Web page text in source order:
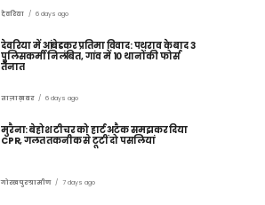
देवरिया 6 days ago
देवरिया में आंबेडकर प्रतिमा विवाद: पथराव के बाद 3
पुलिसकर्मी निलंबित, गांव में 10 थानों की फोर्स
तैनात
ताज़ा ख़बर 6 days ago
मुरैना: बेहोश टीचर को हार्ट अटैक समझकर दिया
CPR, गलत तकनीक से टूटीं दो पसलियां
गोरखपुर ग्रामीण 7 days ago